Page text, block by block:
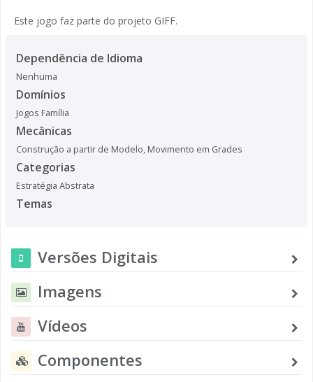
Este jogo faz parte do projeto GIFF.
Dependência de Idioma
Nenhuma
Domínios
Jogos Família
Mecânicas
Construção a partir de Modelo, Movimento em Grades
Categorias
Estratégia Abstrata
Temas
Versões Digitais
Imagens
Vídeos
Componentes